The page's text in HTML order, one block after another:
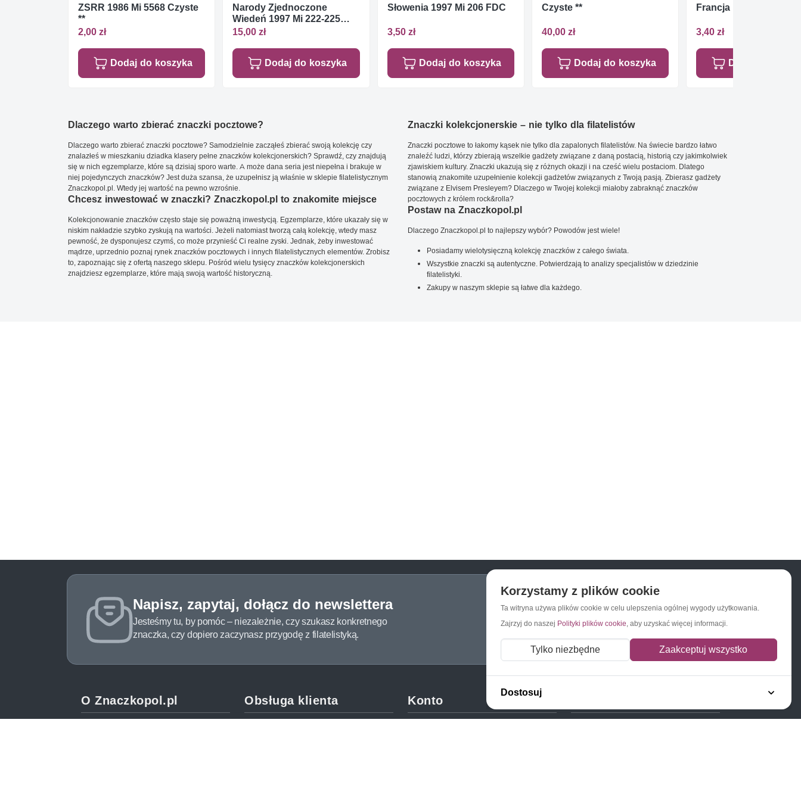
ZSRR 1986 Mi 5568 Czyste
**
2,00 zł
Dodaj do koszyka
Narody Zjednoczone
Wiedeń 1997 Mi 222-225
Czyste **
15,00 zł
Dodaj do koszyka
Słowenia 1997 Mi 206 FDC
3,50 zł
Dodaj do koszyka
Czyste **
40,00 zł
Dodaj do koszyka
Francja 1983 Mi 2386
3,40 zł
Dodaj do
Dlaczego warto zbierać znaczki pocztowe?
Dlaczego warto zbierać znaczki pocztowe? Samodzielnie zacząłeś zbierać swoją kolekcję czy
znalazłeś w mieszkaniu dziadka klasery pełne znaczków kolekcjonerskich? Sprawdź, czy znajdują
się w nich egzemplarze, które są dzisiaj sporo warte. A może dana seria jest niepełna i brakuje w
niej pojedynczych znaczków? Jest duża szansa, że uzupełnisz ją właśnie w sklepie filatelistycznym
Znaczkopol.pl. Wtedy jej wartość na pewno wzrośnie.
Chcesz inwestować w znaczki? Znaczkopol.pl to znakomite miejsce
Kolekcjonowanie znaczków często staje się poważną inwestycją. Egzemplarze, które ukazały się w
niskim nakładzie szybko zyskują na wartości. Jeżeli natomiast tworzą całą kolekcję, wtedy masz
pewność, że dysponujesz czymś, co może przynieść Ci realne zyski. Jednak, żeby inwestować
mądrze, uprzednio poznaj rynek znaczków pocztowych i innych filatelistycznych elementów. Zrobisz
to, zapoznając się z ofertą naszego sklepu. Pośród wielu tysięcy znaczków kolekcjonerskich
znajdziesz egzemplarze, które mają swoją wartość historyczną.
Znaczki kolekcjonerskie – nie tylko dla filatelistów
Znaczki pocztowe to łakomy kąsek nie tylko dla zapalonych filatelistów. Na świecie bardzo łatwo
znaleźć ludzi, którzy zbierają wszelkie gadżety związane z daną postacią, historią czy jakimkolwiek
zjawiskiem kultury. Znaczki ukazują się z różnych okazji i na cześć wielu postaciom. Dlatego
stanowią znakomite uzupełnienie kolekcji gadżetów związanych z Twoją pasją. Zbierasz gadżety
związane z Elvisem Presleyem? Dlaczego w Twojej kolekcji miałoby zabraknąć znaczków
pocztowych z królem rock&rolla?
Postaw na Znaczkopol.pl
Dlaczego Znaczkopol.pl to najlepszy wybór? Powodów jest wiele!
Posiadamy wielotysięczną kolekcję znaczków z całego świata.
Wszystkie znaczki są autentyczne. Potwierdzają to analizy specjalistów w dziedzinie
filatelistyki.
Zakupy w naszym sklepie są łatwe dla każdego.
Napisz, zapytaj, dołącz do newslettera
Jesteśmy tu, by pomóc – niezależnie, czy szukasz konkretnego
znaczka, czy dopiero zaczynasz przygodę z filatelistyką.
Napisz do nas Zapisz się do newslettera
O Znaczkopol.pl Obsługa klienta Konto
Korzystamy z plików cookie
Ta witryna używa plików cookie w celu ulepszenia ogólnej wygody użytkowania.
Zajrzyj do naszej Polityki plików cookie, aby uzyskać więcej informacji.
Tylko niezbędne Zaakceptuj wszystko
Dostosuj